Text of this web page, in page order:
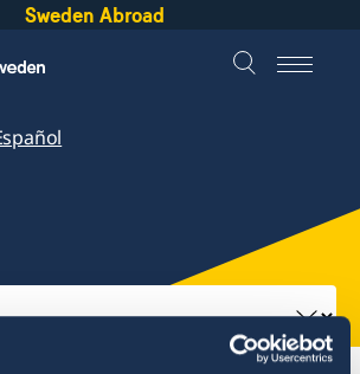
Sweden Abroad